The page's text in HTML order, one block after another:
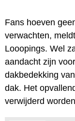
Fans hoeven
verwachten,
Looopings. Wel
aandacht zijn
dakbedekking
dak. Het
verwijderd